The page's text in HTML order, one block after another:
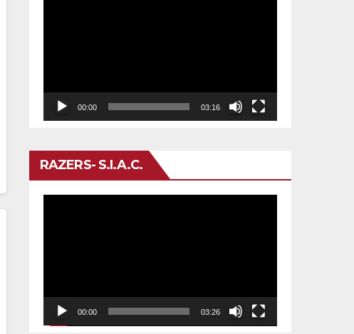
00:00 03:16
RAZERS- S.I.A.C.
00:00 03:26